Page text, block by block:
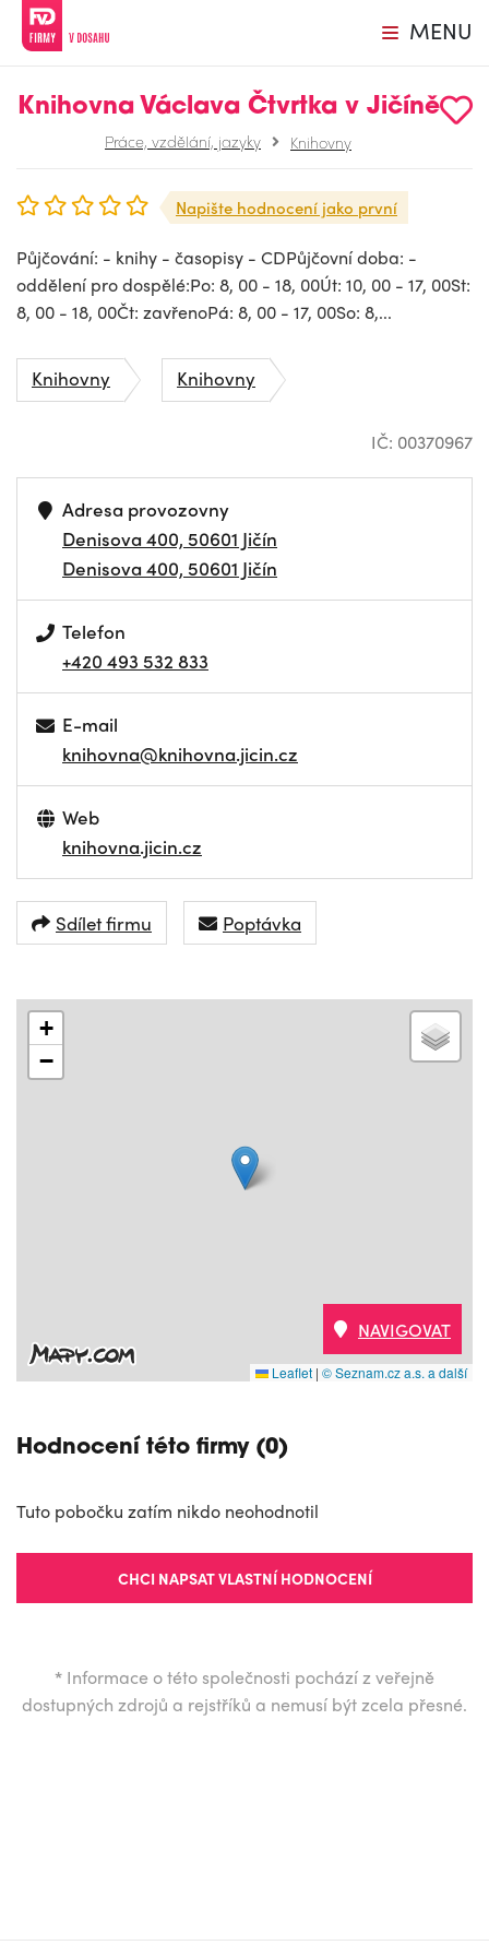
MENU
Knihovna Václava Čtvrtka v Jičíně
Práce, vzdělání, jazyky Knihovny
Napište hodnocení jako první
Půjčování: - knihy - časopisy - CDPůjčovní doba: -
oddělení pro dospělé:Po: 8, 00 - 18, 00Út: 10, 00 - 17, 00St:
8, 00 - 18, 00Čt: zavřenoPá: 8, 00 - 17, 00So: 8,...
Knihovny Knihovny
IČ: 00370967
Adresa provozovny
Denisova 400, 50601 Jičín
Denisova 400, 50601 Jičín
Telefon
+420 493 532 833
E-mail
knihovna@knihovna.jicin.cz
Web
knihovna.jicin.cz
Sdílet firmu Poptávka
+
−
Leaflet | © Seznam.cz a.s. a další
NAVIGOVAT
Hodnocení této firmy (0)
Tuto pobočku zatím nikdo neohodnotil
CHCI NAPSAT VLASTNÍ HODNOCENÍ
* Informace o této společnosti pochází z veřejně
dostupných zdrojů a rejstříků a nemusí být zcela přesné.